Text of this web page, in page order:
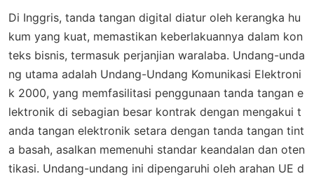
Di Inggris, tanda tangan digital diatur oleh kerangka hu
kum yang kuat, memastikan keberlakuannya dalam kon
teks bisnis, termasuk perjanjian waralaba. Undang-unda
ng utama adalah Undang-Undang Komunikasi Elektroni
k 2000, yang memfasilitasi penggunaan tanda tangan e
lektronik di sebagian besar kontrak dengan mengakui t
anda tangan elektronik setara dengan tanda tangan tint
a basah, asalkan memenuhi standar keandalan dan oten
tikasi. Undang-undang ini dipengaruhi oleh arahan UE d